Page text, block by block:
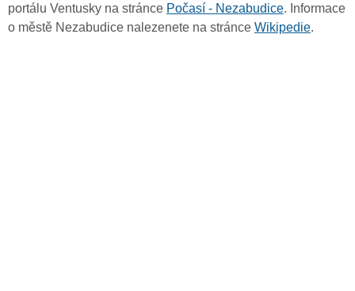
portálu Ventusky na stránce Počasí - Nezabudice. Informace
o městě Nezabudice nalezenete na stránce Wikipedie.